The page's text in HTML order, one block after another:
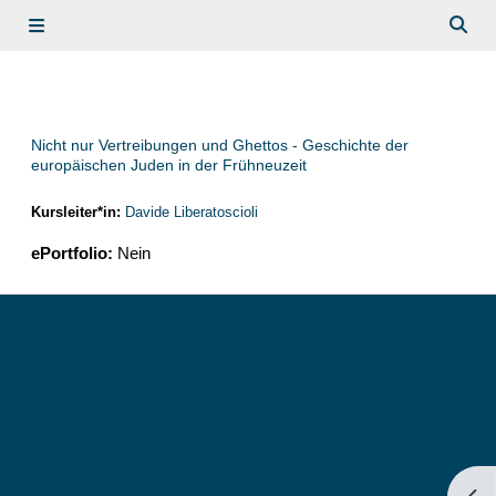
Nicht nur Vertreibungen und Ghettos - Geschichte der
europäischen Juden in der Frühneuzeit
Kursleiter*in: Davide Liberatoscioli
ePortfolio: Nein